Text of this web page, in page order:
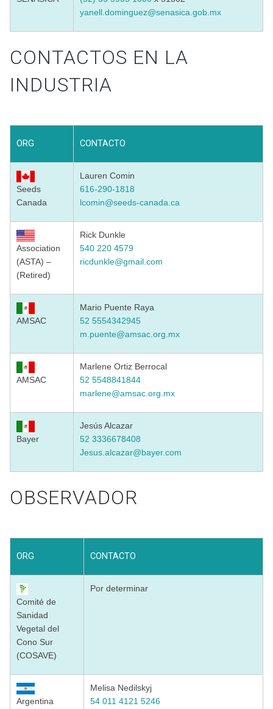
yanell.dominguez@senasica.gob.mx
CONTACTOS EN LA
INDUSTRIA
ORG CONTACTO
Seeds
Canada
Lauren Comin
616-290-1818
lcomin@seeds-canada.ca
Association
(ASTA) –
(Retired)
Rick Dunkle
540 220 4579
ricdunkle@gmail.com
AMSAC
Mario Puente Raya
52 5554342945
m.puente@amsac.org.mx
AMSAC
Marlene Ortiz Berrocal
52 5548841844
marlene@amsac.org.mx
Bayer
Jesús Alcazar
52 3336678408
Jesus.alcazar@bayer.com
OBSERVADOR
ORG CONTACTO
Comité de
Sanidad
Vegetal del
Cono Sur
(COSAVE)
Por determinar
Argentina
Melisa Nedilskyj
54 011 4121 5246